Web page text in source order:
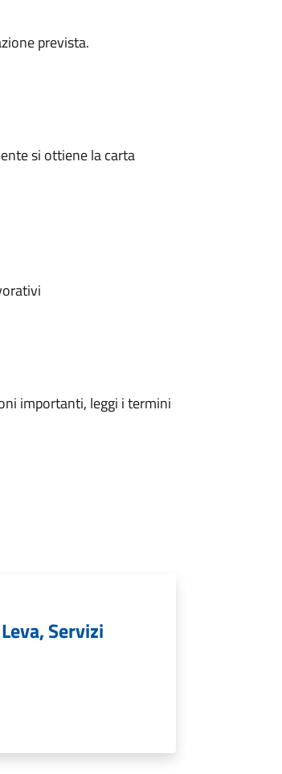
prevista.
si ottiene la carta
importanti, leggi i termini
Servizi